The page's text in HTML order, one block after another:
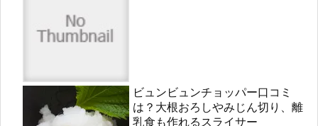
ビュンビュンチョッパー口コミ
は？大根おろしやみじん切り、離
乳食も作れるスライサー